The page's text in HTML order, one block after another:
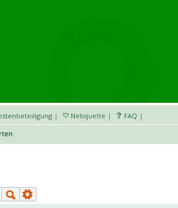
| Netiquette | FAQ |